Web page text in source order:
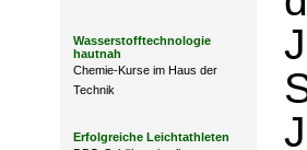
Wasserstofftechnologie
hautnah
Chemie-Kurse im Haus der
Technik
Erfolgreiche Leichtathleten